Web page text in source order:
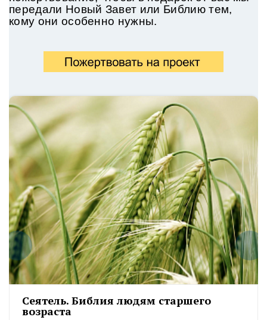
передали Новый Завет или Библию тем,
кому они особенно нужны.
Сеятель. Библия людям старшего
возраста